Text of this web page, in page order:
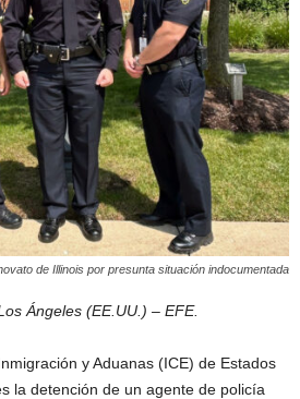
de Illinois por presunta situación indocumentada
Ángeles (EE.UU.) – EFE.
y Aduanas (ICE) de Estados
la detención de un agente de policía